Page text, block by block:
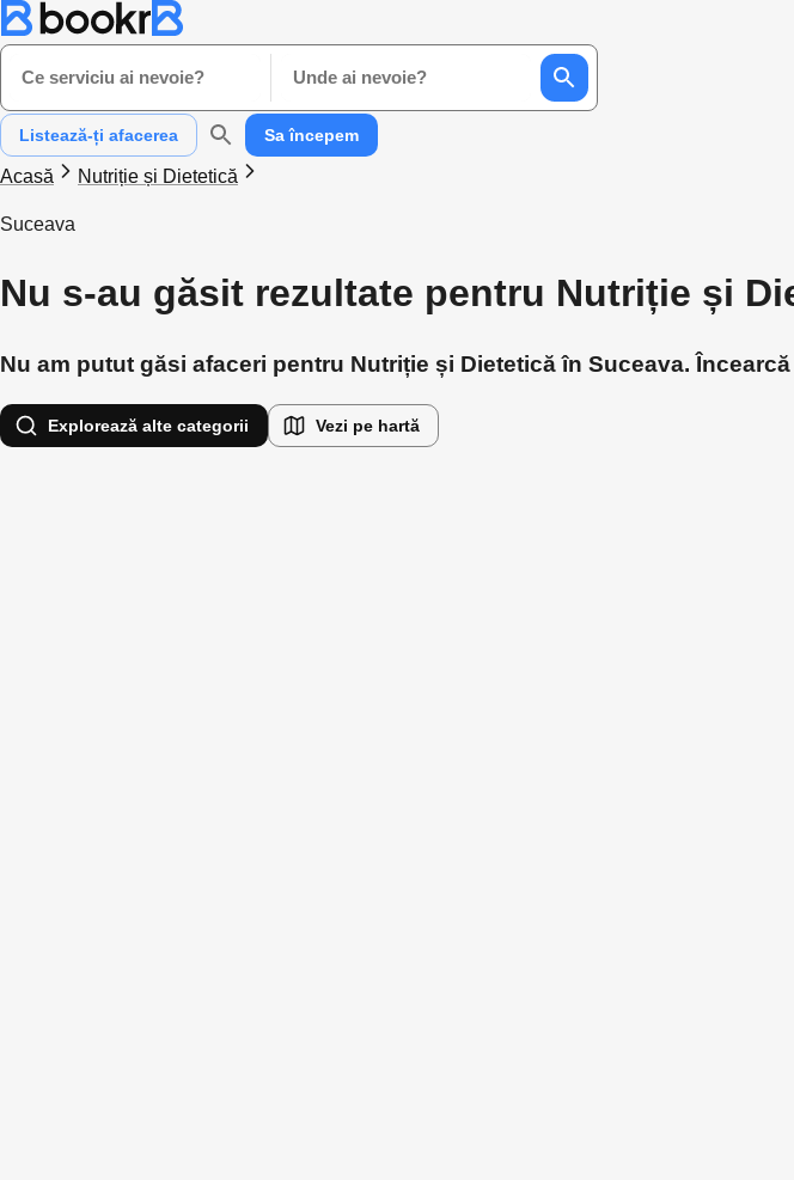
Ce serviciu ai nevoie? Unde ai nevoie?
Listează-ți afacerea Sa începem
Acasă Nutriție și Dietetică
Suceava
Nu s-au găsit rezultate pentru Nutriție și
Nu am putut găsi afaceri pentru Nutriție și Dietetică în Suceava.
Explorează alte categorii Vezi pe hartă